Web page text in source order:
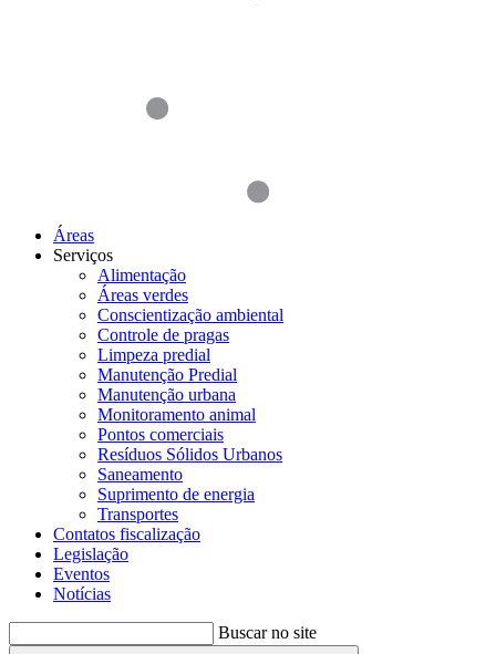
Áreas
Serviços
Alimentação
Áreas verdes
Conscientização ambiental
Controle de pragas
Limpeza predial
Manutenção Predial
Manutenção urbana
Monitoramento animal
Pontos comerciais
Resíduos Sólidos Urbanos
Saneamento
Suprimento de energia
Transportes
Contatos fiscalização
Legislação
Eventos
Notícias
Buscar no site